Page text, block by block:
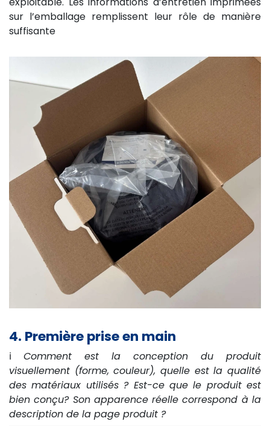
sur l’emballage remplissent leur rôle de manière
suffisante
4. Première prise en main
ℹ️ Comment est la conception du produit
visuellement (forme, couleur), quelle est la qualité
des matériaux utilisés ? Est-ce que le produit est
bien conçu? Son apparence réelle correspond à la
description de la page produit ?